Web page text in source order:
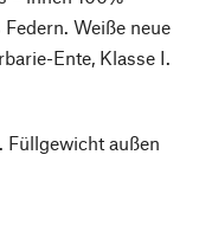
Weiße neue
Ente, Klasse I.
außen